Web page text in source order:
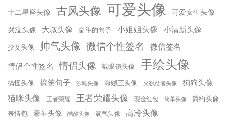
十二星座头像 古风头像 可爱头像 可爱女生头像
哭泣头像 大叔头像 奋斗的句子 小姐姐头像 小清新头像
少女头像 帅气头像 微信个性签名 微信签名
情侣个性签名 情侣头像 戴眼镜头像 手绘头像
搞怪头像 搞笑句子 沙雕头像 海贼王头像 火影忍者头像 狗狗头像
猫咪头像 王者荣耀 王者荣耀头像 现金红包 简单头像 简约头像
表情包 豪车头像 酷酷头像 霸气头像 高冷头像